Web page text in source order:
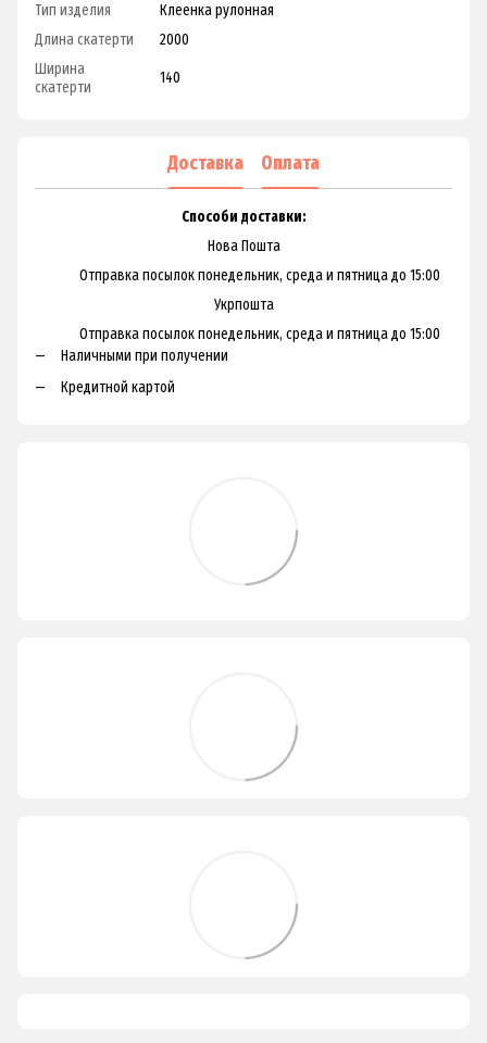
Тип изделия
Клеенка рулонная
Длина скатерти
2000
Ширина
скатерти
140
Доставка Оплата
Способи доставки:
Нова Пошта
Отправка посылок понедельник, среда и пятница до 15:00
Укрпошта
Отправка посылок понедельник, среда и пятница до 15:00
Наличными при получении
Кредитной картой